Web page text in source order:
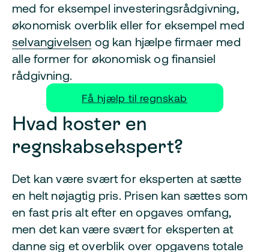
med for eksempel investeringsrådgivning,
økonomisk overblik eller for eksempel med
selvangivelsen og kan hjælpe firmaer med
alle former for økonomisk og finansiel
rådgivning.
Få hjælp til regnskab
Hvad koster en
regnskabsekspert?
Det kan være svært for eksperten at sætte
en helt nøjagtig pris. Prisen kan sættes som
en fast pris alt efter en opgaves omfang,
men det kan være svært for eksperten at
danne sig et overblik over opgavens totale